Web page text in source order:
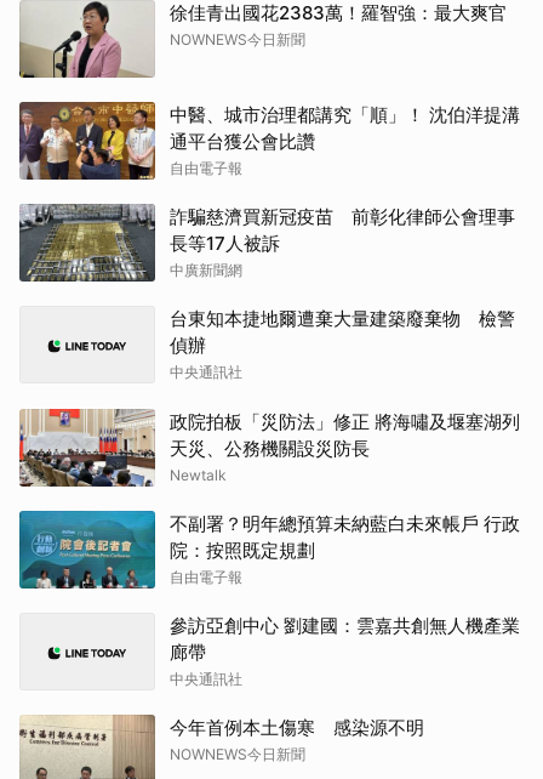
徐佳青出國花2383萬！羅智強：最大爽官
NOWNEWS今日新聞
中醫、城市治理都講究「順」！ 沈伯洋提溝
通平台獲公會比讚
自由電子報
詐騙慈濟買新冠疫苗 前彰化律師公會理事
長等17人被訴
中廣新聞網
台東知本捷地爾遭棄大量建築廢棄物 檢警
偵辦
中央通訊社
政院拍板「災防法」修正 將海嘯及堰塞湖列
天災、公務機關設災防長
Newtalk
不副署？明年總預算未納藍白未來帳戶 行政
院：按照既定規劃
自由電子報
參訪亞創中心 劉建國：雲嘉共創無人機產業
廊帶
中央通訊社
今年首例本土傷寒 感染源不明
NOWNEWS今日新聞